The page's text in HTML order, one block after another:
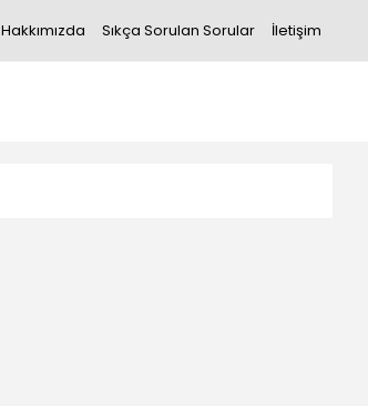
Hakkımızda Sıkça Sorulan Sorular İletişim